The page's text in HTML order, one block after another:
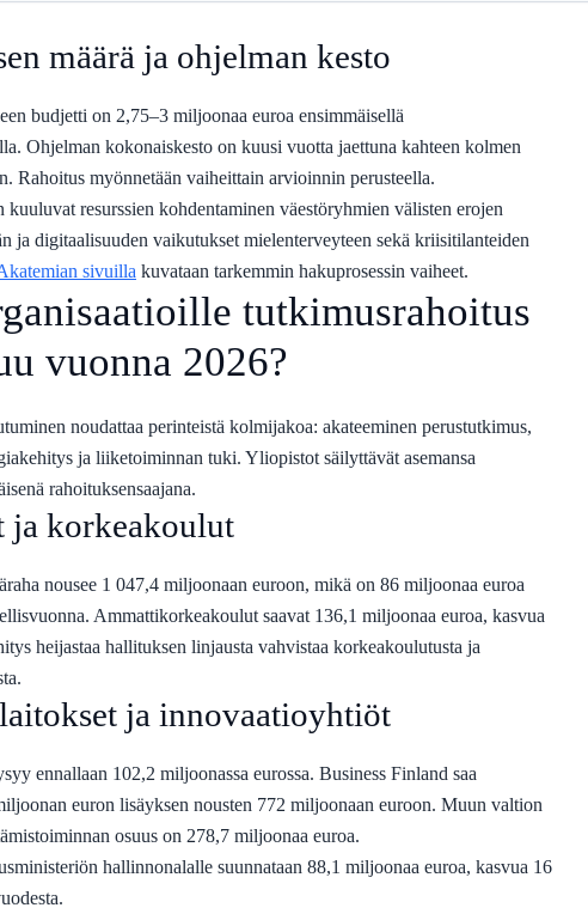
määrä ja ohjelman kesto
budjetti on 2,75–3 miljoonaa euroa ensimmäisellä
Ohjelman kokonaiskesto on kuusi vuotta jaettuna kahteen kolmen
Rahoitus myönnetään vaiheittain arvioinnin perusteella.
kuuluvat resurssien kohdentaminen väestöryhmien välisten erojen
ja digitaalisuuden vaikutukset mielenterveyteen sekä kriisitilanteiden
sivuilla kuvataan tarkemmin hakuprosessin vaiheet.
tutkimusrahoitus
vuonna 2026?
noudattaa perinteistä kolmijakoa: akateeminen perustutkimus,
ja liiketoiminnan tuki. Yliopistot säilyttävät asemansa
rahoituksensaajana.
korkeakoulut
nousee 1 047,4 miljoonaan euroon, mikä on 86 miljoonaa euroa
Ammattikorkeakoulut saavat 136,1 miljoonaa euroa, kasvua
heijastaa hallituksen linjausta vahvistaa korkeakoulutusta ja
ja innovaatioyhtiöt
ennallaan 102,2 miljoonassa eurossa. Business Finland saa
euron lisäyksen nousten 772 miljoonaan euroon. Muun valtion
osuus on 278,7 miljoonaa euroa.
hallinnonalalle suunnataan 88,1 miljoonaa euroa, kasvua 16